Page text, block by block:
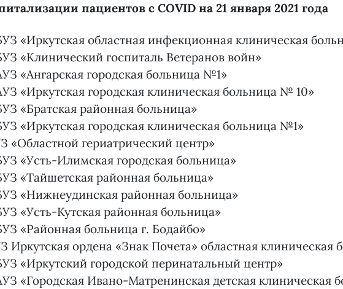
пациентов с COVID на 21 января 2021 года
«Иркутская областная инфекционная клиническая
«Клинический госпиталь Ветеранов войн»
«Ангарская городская больница №1»
«Иркутская городская клиническая больница № 10»
«Братская районная больница»
«Иркутская городская клиническая больница №1»
«Областной гериатрический центр»
«Усть-Илимская городская больница»
«Тайшетская районная больница»
«Нижнеудинская районная больница»
«Усть-Кутская районная больница»
«Районная больница г. Бодайбо»
Иркутская ордена «Знак Почета» областная клиническая
«Иркутский городской перинатальный центр»
«Городская Ивано-Матренинская детская клиническая